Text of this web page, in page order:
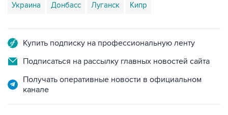
Украина Донбасс Луганск Кипр
Купить подписку на профессиональную ленту
Подписаться на рассылку главных новостей сайта
Получать оперативные новости в официальном
канале